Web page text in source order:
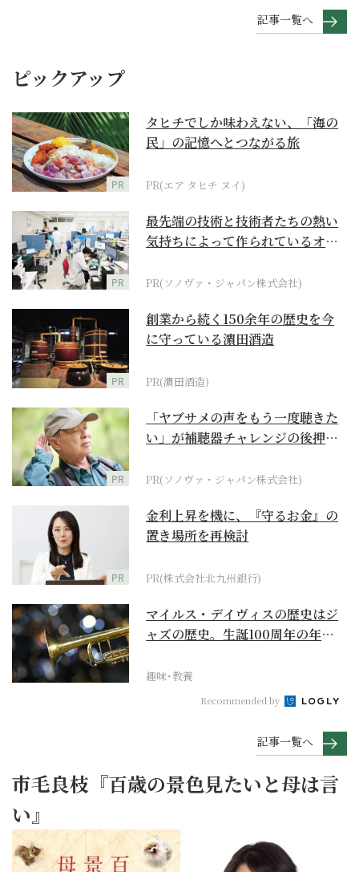
記事一覧へ
ピックアップ
PR
タヒチでしか味わえない、「海の
民」の記憶へとつながる旅
PR(エア タヒチ ヌイ)
PR
最先端の技術と技術者たちの熱い
気持ちによって作られているオー
PR(ソノヴァ・ジャパン株式会社)
PR
創業から続く150余年の歴史を今
に守っている濵田酒造
PR(濵田酒造)
PR
「ヤブサメの声をもう一度聴きた
い」が補聴器チャレンジの後押し
PR(ソノヴァ・ジャパン株式会社)
PR
金利上昇を機に、『守るお金』の
置き場所を再検討
PR(株式会社北九州銀行)
マイルス・デイヴィスの歴史はジ
ャズの歴史。生誕100周年の年に
趣味･教養
Recommended by
記事一覧へ
市毛良枝『百歳の景色見たいと母は言
い』